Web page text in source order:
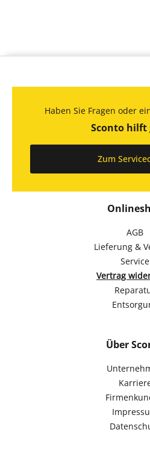
AGB
Lieferung &
Service
Vertrag
Über
Haben Sie Fragen oder
Sconto hilft
Zum